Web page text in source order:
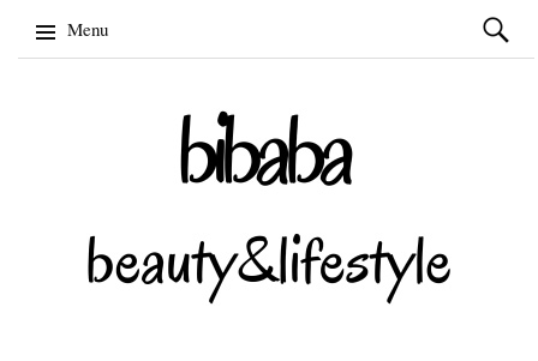
Menu
Szukaj: